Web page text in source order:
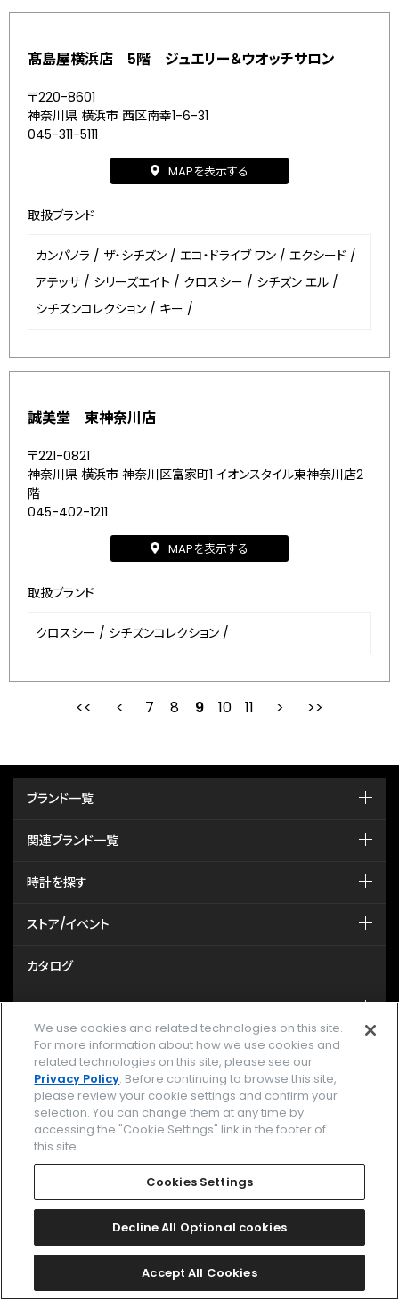
髙島屋横浜店 5階 ジュエリー＆ウオッチサロン
〒220-8601
神奈川県 横浜市 西区南幸1-6-31
045-311-5111
MAPを表示する
取扱ブランド
カンパノラ / ザ・シチズン / エコ・ドライブ ワン / エクシード /
アテッサ / シリーズエイト / クロスシー / シチズン エル /
シチズンコレクション / キー /
誠美堂 東神奈川店
〒221-0821
神奈川県 横浜市 神奈川区富家町1 イオンスタイル東神奈川店2
階
045-402-1211
MAPを表示する
取扱ブランド
クロスシー / シチズンコレクション /
最初 前
7 8 9 10 11
ブランド一覧
関連ブランド一覧
時計を探す
ストア/イベント
カタログ
サポート
MY CITIZEN シチズンオーナーズクラブ
メールマガジン登録
GLOBAL
facebook
We use cookies and related technologies on this site.
For more information about how we use cookies and
related technologies on this site, please see our
Privacy Policy. Before continuing to browse this site,
please review your cookie settings and confirm your
selection. You can change them at any time by
accessing the "Cookie Settings" link in the footer of
this site.
Cookies Settings
Decline All Optional cookies
Accept All Cookies